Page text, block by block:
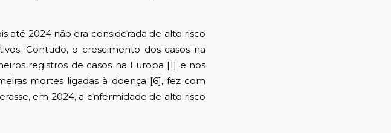
2024 não era considerada de alto risco
Contudo, o crescimento dos casos na
registros de casos na Europa [1] e nos
mortes ligadas à doença [6], fez com
em 2024, a enfermidade de alto risco